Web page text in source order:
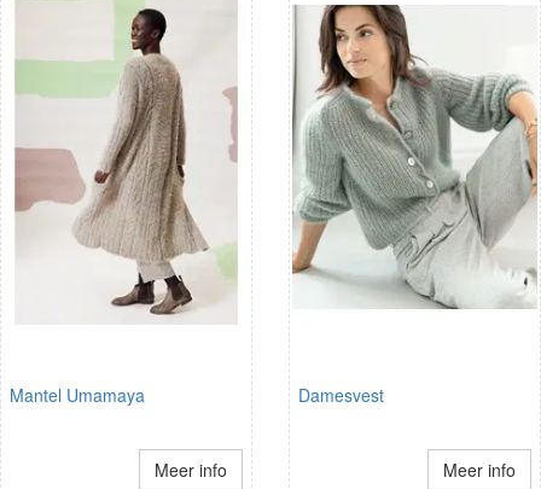
Mantel Umamaya
Meer info
Damesvest
Meer info